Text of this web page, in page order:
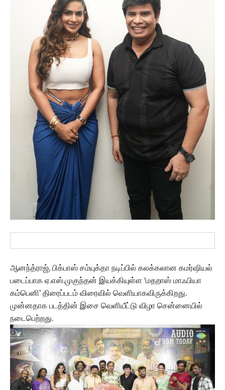
ஆனந்த்ராஜ், பிக்பாஸ் சம்யுக்தா நடிப்பில் கலக்கலான கமர்ஷியல்
படைப்பாக ஏ.எஸ்.முகுந்தன் இயக்கியுள்ள ‘மதறாஸ் மாஃபியா
கம்பெனி’ திரைப்படம் விரைவில் வெளியாகவிருக்கிறது.
முன்னதாக படத்தின் இசை வெளியீட்டு விழா சென்னையில்
நடைபெற்றது.